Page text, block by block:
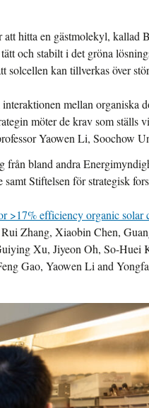
att hitta en gästmolekyl, kallad
och stabilt i det gröna
solcellen kan tillverkas över
mellan organiska
möter de krav som ställs
Yaowen Li, Soochow
från bland andra
Stiftelsen för strategisk
>17% efficiency organic solar
Zhang, Xiaobin Chen,
Xu, Jiyeon Oh, So-Huei
Gao, Yaowen Li and